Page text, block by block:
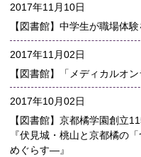
2017年11月10日
【図書館】中学生が職場体
2017年11月02日
【図書館】「メディカルオ
2017年10月02日
【図書館】京都橘学園創立
『伏見城・桃山と京都橘の
めぐらす―』